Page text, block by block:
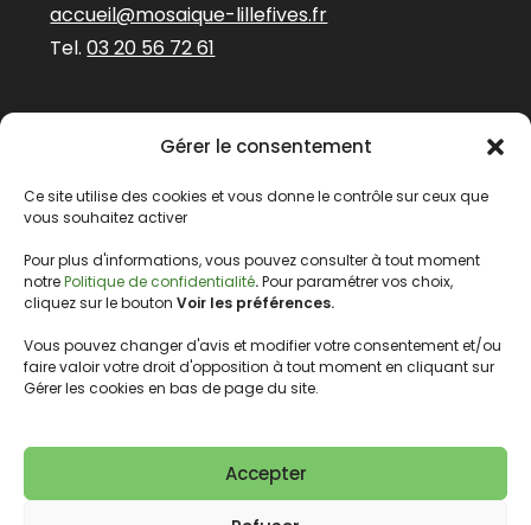
Gérer le consentement
Ce site utilise des cookies et vous donne le contrôle sur ceux que
vous souhaitez activer
Pour plus d'informations, vous pouvez consulter à tout moment
notrePolitique de confidentialité.Pour paramétrer vos choix,
cliquez sur le bouton Voir les préférences.
Vous pouvez changer d'avis et modifier votre consentement et/ou
faire valoir votre droit d'opposition à tout moment en cliquant sur
Gérer les cookies en bas de page du site.
Accepter
accueil@mosaique-lillefives.fr
Tel.03 20 56 72 61
notre newsletter
E-mail*
Nous gardons vos données privées et ne les
Lire notre politique de confidentialité.